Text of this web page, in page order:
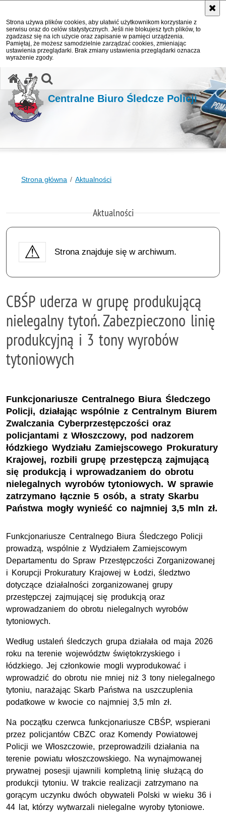
Strona używa plików cookies, aby ułatwić użytkownikom korzystanie z
serwisu oraz do celów statystycznych. Jeśli nie blokujesz tych plików, to
zgadzasz się na ich użycie oraz zapisanie w pamięci urządzenia.
Pamiętaj, że możesz samodzielnie zarządzać cookies, zmieniając
ustawienia przeglądarki. Brak zmiany ustawienia przeglądarki oznacza
wyrażenie zgody.
Centralne Biuro Śledcze Policji
Strona główna Aktualności
Aktualności
Strona znajduje się w archiwum.
CBŚP uderza w grupę produkującą
nielegalny tytoń. Zabezpieczono linię
produkcyjną i 3 tony wyrobów
tytoniowych
Funkcjonariusze Centralnego Biura Śledczego
Policji, działając wspólnie z Centralnym Biurem
Zwalczania Cyberprzestępczości oraz
policjantami z Włoszczowy, pod nadzorem
łódzkiego Wydziału Zamiejscowego Prokuratury
Krajowej, rozbili grupę przestępczą zajmującą
się produkcją i wprowadzaniem do obrotu
nielegalnych wyrobów tytoniowych. W sprawie
zatrzymano łącznie 5 osób, a straty Skarbu
Państwa mogły wynieść co najmniej 3,5 mln zł.
Funkcjonariusze Centralnego Biura Śledczego Policji
prowadzą, wspólnie z Wydziałem Zamiejscowym
Departamentu do Spraw Przestępczości Zorganizowanej
i Korupcji Prokuratury Krajowej w Łodzi, śledztwo
dotyczące działalności zorganizowanej grupy
przestępczej zajmującej się produkcją oraz
wprowadzaniem do obrotu nielegalnych wyrobów
tytoniowych.
Według ustaleń śledczych grupa działała od maja 2026
roku na terenie województw świętokrzyskiego i
łódzkiego. Jej członkowie mogli wyprodukować i
wprowadzić do obrotu nie mniej niż 3 tony nielegalnego
tytoniu, narażając Skarb Państwa na uszczuplenia
podatkowe w kwocie co najmniej 3,5 mln zł.
Na początku czerwca funkcjonariusze CBŚP, wspierani
przez policjantów CBZC oraz Komendy Powiatowej
Policji we Włoszczowie, przeprowadzili działania na
terenie powiatu włoszczowskiego. Na wynajmowanej
prywatnej posesji ujawnili kompletną linię służącą do
produkcji tytoniu. W trakcie realizacji zatrzymano na
gorącym uczynku dwóch obywateli Polski w wieku 36 i
44 lat, którzy wytwarzali nielegalne wyroby tytoniowe.